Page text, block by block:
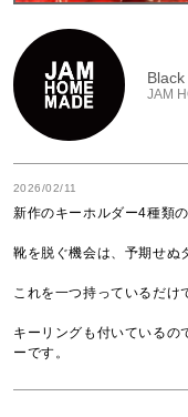
Black
JAM
2026/02/11
新作のキーホルダー4種類の
靴を脱ぐ機会は、予期せぬ
これを一つ持っているだけ
キーリングも付いているの
ーです。